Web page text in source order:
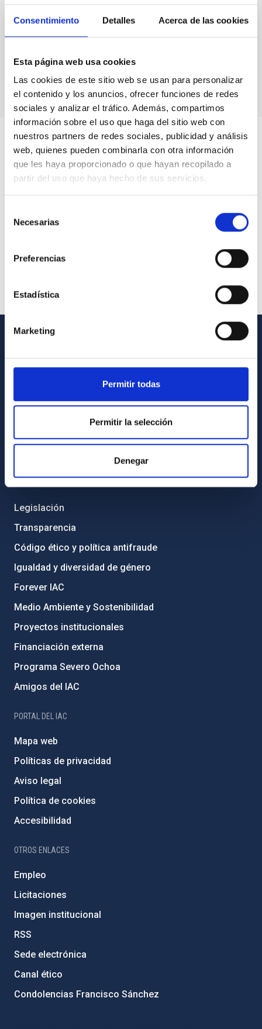
Consentimiento Detalles Acerca de las cookies
Esta página web usa cookies
Las cookies de este sitio web se usan para personalizar
el contenido y los anuncios, ofrecer funciones de redes
sociales y analizar el tráfico. Además, compartimos
información sobre el uso que haga del sitio web con
nuestros partners de redes sociales, publicidad y análisis
web, quienes pueden combinarla con otra información
que les haya proporcionado o que hayan recopilado a
partir del uso que haya hecho de sus servicios.
Necesarias
Preferencias
Estadística
Marketing
Permitir todas
Permitir la selección
Denegar
Legislación
Transparencia
Código ético y política antifraude
Igualdad y diversidad de género
Forever IAC
Medio Ambiente y Sostenibilidad
Proyectos institucionales
Financiación externa
Programa Severo Ochoa
Amigos del IAC
PORTAL DEL IAC
Mapa web
Políticas de privacidad
Aviso legal
Política de cookies
Accesibilidad
OTROS ENLACES
Empleo
Licitaciones
Imagen institucional
RSS
Sede electrónica
Canal ético
Condolencias Francisco Sánchez